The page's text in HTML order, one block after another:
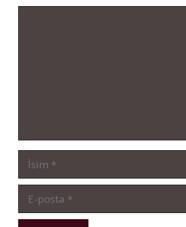
İsim
posta